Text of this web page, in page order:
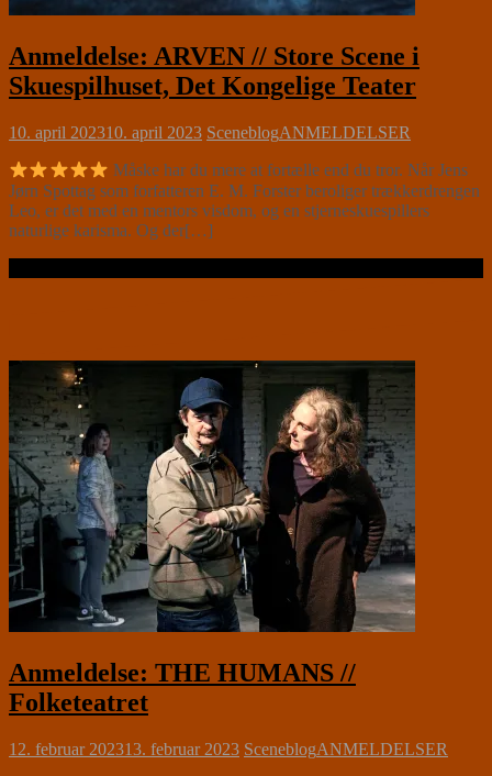
Anmeldelse: ARVEN // Store Scene i
Skuespilhuset, Det Kongelige Teater
10. april 202310. april 2023 SceneblogANMELDELSER
Måske har du mere at fortælle end du tror. Når Jens
Jørn Spottag som forfatteren E. M. Forster beroliger trækkerdrengen
Leo, er det med en mentors visdom, og en stjerneskuespillers
naturlige karisma. Og der[…]
Anmeldelse: THE HUMANS //
Folketeatret
12. februar 202313. februar 2023 SceneblogANMELDELSER